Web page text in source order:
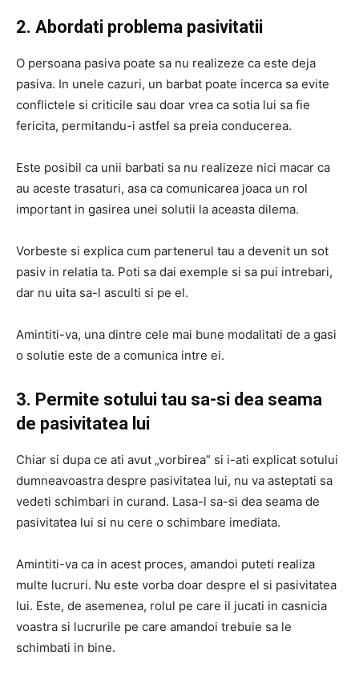
2. Abordati problema pasivitatii
O persoana pasiva poate sa nu realizeze ca este deja
pasiva. In unele cazuri, un barbat poate incerca sa evite
conflictele si criticile sau doar vrea ca sotia lui sa fie
fericita, permitandu-i astfel sa preia conducerea.
Este posibil ca unii barbati sa nu realizeze nici macar ca
au aceste trasaturi, asa ca comunicarea joaca un rol
important in gasirea unei solutii la aceasta dilema.
Vorbeste si explica cum partenerul tau a devenit un sot
pasiv in relatia ta. Poti sa dai exemple si sa pui intrebari,
dar nu uita sa-l asculti si pe el.
Amintiti-va, una dintre cele mai bune modalitati de a gasi
o solutie este de a comunica intre ei.
3. Permite sotului tau sa-si dea seama
de pasivitatea lui
Chiar si dupa ce ati avut „vorbirea” si i-ati explicat sotului
dumneavoastra despre pasivitatea lui, nu va asteptati sa
vedeti schimbari in curand. Lasa-l sa-si dea seama de
pasivitatea lui si nu cere o schimbare imediata.
Amintiti-va ca in acest proces, amandoi puteti realiza
multe lucruri. Nu este vorba doar despre el si pasivitatea
lui. Este, de asemenea, rolul pe care il jucati in casnicia
voastra si lucrurile pe care amandoi trebuie sa le
schimbati in bine.